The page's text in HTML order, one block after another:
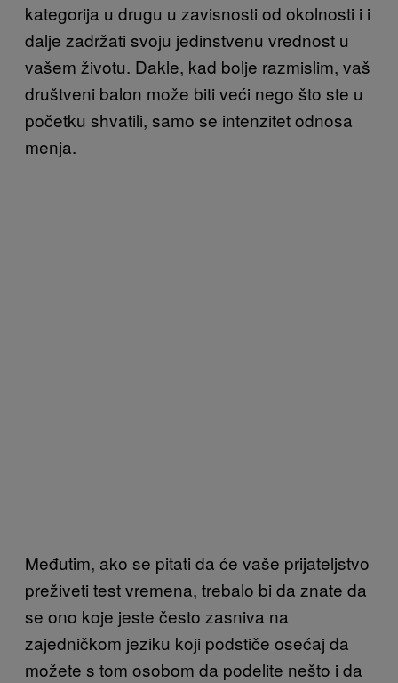
kategorija u drugu u zavisnosti od okolnosti i i
dalje zadržati svoju jedinstvenu vrednost u
vašem životu. Dakle, kad bolje razmislim, vaš
društveni balon može biti veći nego što ste u
početku shvatili, samo se intenzitet odnosa
menja.
Međutim, ako se pitati da će vaše prijateljstvo
preživeti test vremena, trebalo bi da znate da
se ono koje jeste često zasniva na
zajedničkom jeziku koji podstiče osećaj da
možete s tom osobom da podelite nešto i da